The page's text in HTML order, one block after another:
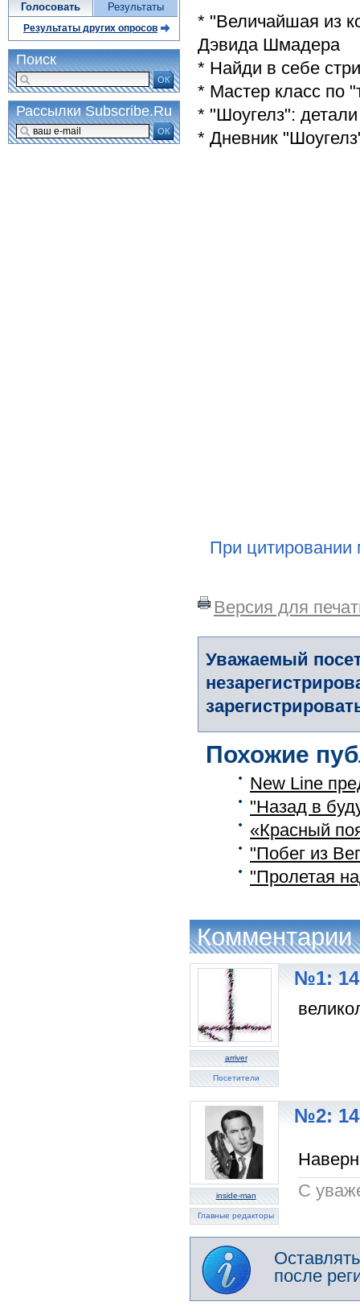
* "Величайшая из
Дэвида Шмадера
* Найди в себе
* Мастер класс по
* "Шоугелз": детали
* Дневник
При цитировании
Версия для
Уважаемый
Похожие
New Line
"Назад в
«Красный
"Побег из
"Пролетая
Комментарии
arriver
Посетители
№1: 14
inside-man
Главные редакторы
№2: 14
C
после
Голосовать Результаты
Результаты других опросов
Поиск
ОК
Рассылки Subscribe.Ru
ОК